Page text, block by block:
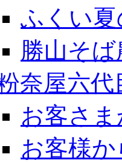
ふくい
勝山そ
奈屋六
お客さ
お客様